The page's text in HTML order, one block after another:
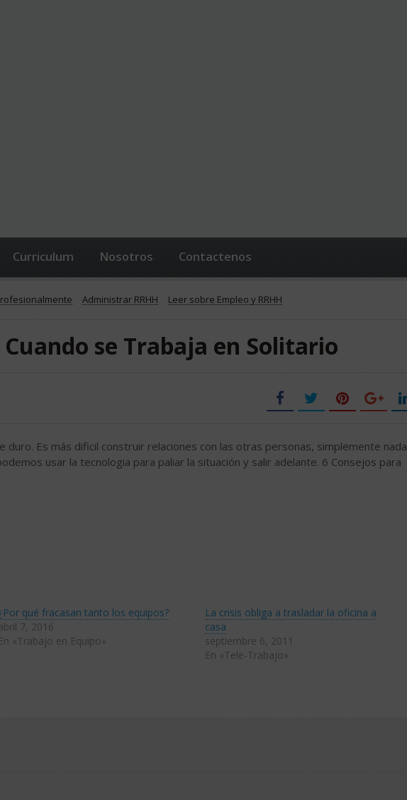
Curriculum Nosotros Contactenos
Administrar RRHH Leer sobre Empleo y RRHH
se Trabaja en Solitario
Es más dificil construir relaciones con las otras personas, simplemente nada
usar la tecnologia para paliar la situación y salir adelante. 6 Consejos para
qué fracasan tanto los equipos?
7, 2016
En «Trabajo en Equipo»
La crisis obliga a trasladar la oficina a
casa
septiembre 6, 2011
En «Tele-Trabajo»